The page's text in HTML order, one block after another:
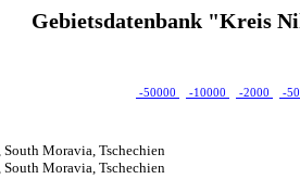
Gebietsdatenbank "Kreis
-50000 -10000 -2000 -
Moravia, Tschechien
Moravia, Tschechien